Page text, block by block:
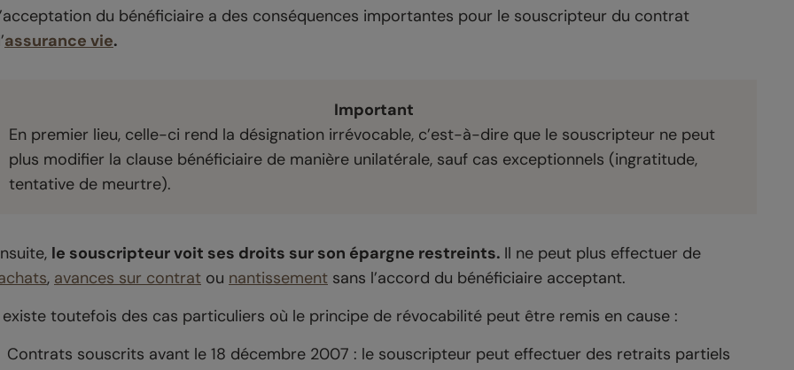
du bénéficiaire a des conséquences importantes pour le souscripteur du contrat
assurance vie.
Important
En premier lieu, celle-ci rend la désignation irrévocable, c’est-à-dire que le souscripteur ne peut
plus modifier la clause bénéficiaire de manière unilatérale, sauf cas exceptionnels (ingratitude,
tentative de meurtre).
le souscripteur voit ses droits sur son épargne restreints. Il ne peut plus effectuer de
, avances sur contrat ou nantissement sans l’accord du bénéficiaire acceptant.
existe toutefois des cas particuliers où le principe de révocabilité peut être remis en cause :
Contrats souscrits avant le 18 décembre 2007 : le souscripteur peut effectuer des retraits partiels